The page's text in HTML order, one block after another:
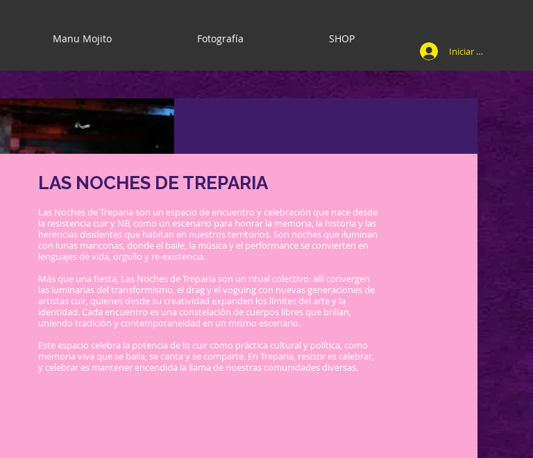
Manu Mojito Fotografía SHOP
Iniciar sesión
LAS NOCHES DE TREPARIA
Las Noches de Treparia son un espacio de encuentro y celebración que nace desde
la resistencia cuir y NB, como un escenario para honrar la memoria, la historia y las
herencias disidentes que habitan en nuestros territorios. Son noches que iluminan
con lunas mariconas, donde el baile, la música y el performance se convierten en
lenguajes de vida, orgullo y re-existencia.
Más que una fiesta, Las Noches de Treparia son un ritual colectivo: allí convergen
las luminarias del transformismo, el drag y el voguing con nuevas generaciones de
artistas cuir, quienes desde su creatividad expanden los límites del arte y la
identidad. Cada encuentro es una constelación de cuerpos libres que brillan,
uniendo tradición y contemporaneidad en un mismo escenario.
Este espacio celebra la potencia de lo cuir como práctica cultural y política, como
memoria viva que se baila, se canta y se comparte. En Treparia, resistir es celebrar,
y celebrar es mantener encendida la llama de nuestras comunidades diversas.